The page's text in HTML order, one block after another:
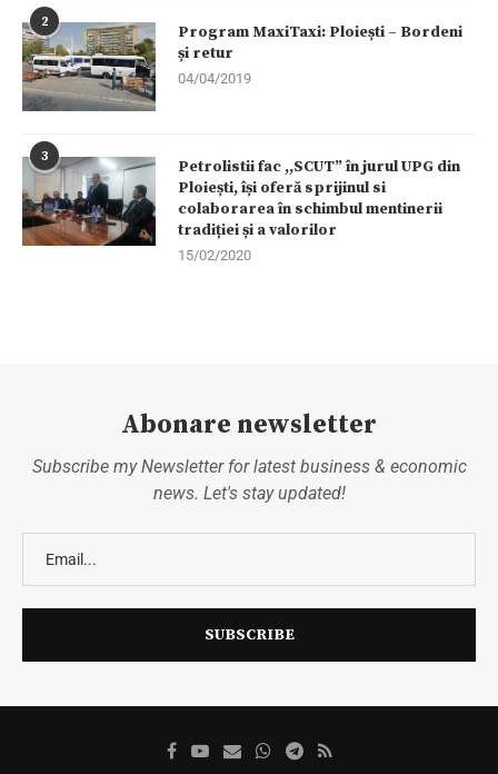
2
Program MaxiTaxi: Ploiești – Bordeni
și retur
04/04/2019
3
Petrolistii fac ,,SCUT” în jurul UPG din
Ploiești, își oferă sprijinul si
colaborarea în schimbul mentinerii
tradiției și a valorilor
15/02/2020
Abonare newsletter
Subscribe my Newsletter for latest business & economic
news. Let's stay updated!